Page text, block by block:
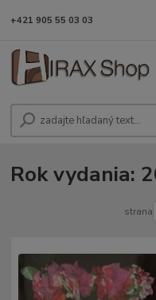
+421 905 55 03 03
Rok vydania:
strana